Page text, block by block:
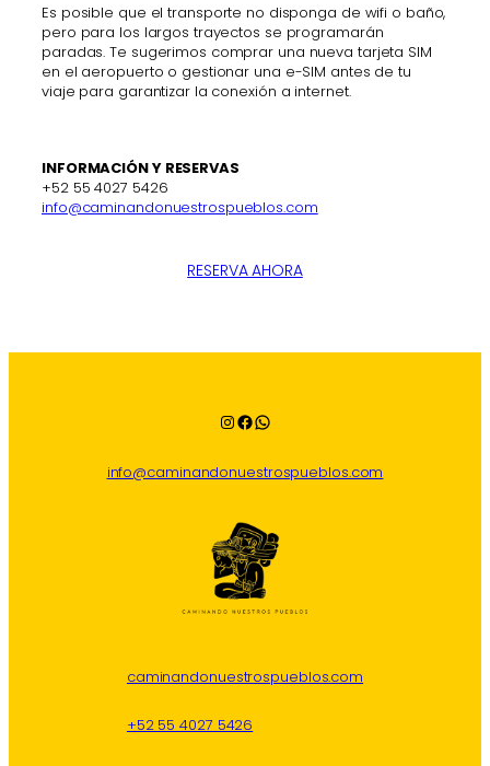
Es posible que el transporte no disponga de wifi o baño,
pero para los largos trayectos se programarán
paradas. Te sugerimos comprar una nueva tarjeta SIM
en el aeropuerto o gestionar una e-SIM antes de tu
viaje para garantizar la conexión a internet.
INFORMACIÓN Y RESERVAS
+52 55 4027 5426
info@caminandonuestrospueblos.com
RESERVA AHORA
InstagramFacebook WhatsApp
info@caminandonuestrospueblos.com
caminandonuestrospueblos.com
+52 55 4027 5426